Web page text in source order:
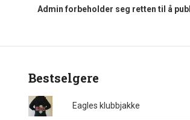
Admin forbeholder seg retten til å
Bestselgere
Eagles klubbjakke